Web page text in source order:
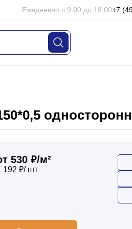
Ежедневно с 9:00 до 18:00+7
530 ₽/м²
192 ₽/ шт